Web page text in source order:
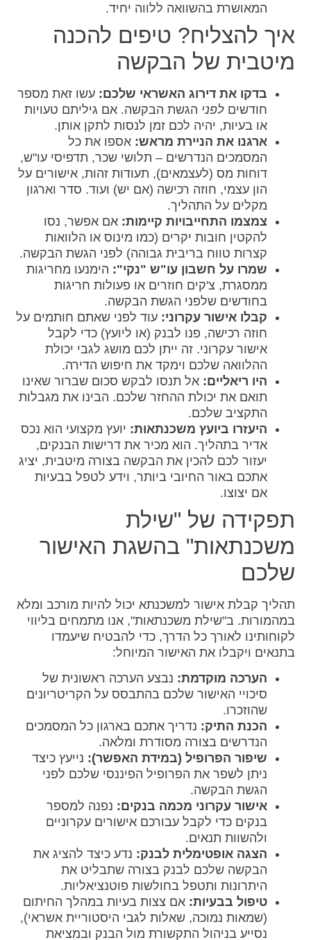
המאושרת בהשוואה ללווה יחיד.
איך להצליח? טיפים להכנה
מיטבית של הבקשה
בדקו את דירוג האשראי שלכם: עשו זאת מספר
חודשים לפני הגשת הבקשה. אם גיליתם טעויות
או בעיות, יהיה לכם זמן לנסות לתקן אותן.
ארגנו את הניירת מראש: אספו את כל
המסמכים הנדרשים – תלושי שכר, תדפיסי עו"ש,
דוחות מס (לעצמאים), תעודות זהות, אישורים על
הון עצמי, חוזה רכישה (אם יש) ועוד. סדר וארגון
מקלים על התהליך.
צמצמו התחייבויות קיימות: אם אפשר, נסו
להקטין חובות יקרים (כמו מינוס או הלוואות
קצרות טווח בריבית גבוהה) לפני הגשת הבקשה.
שמרו על חשבון עו"ש "נקי": הימנעו מחריגות
ממסגרת, צ'קים חוזרים או פעולות חריגות
בחודשים שלפני הגשת הבקשה.
קבלו אישור עקרוני: עוד לפני שאתם חותמים על
חוזה רכישה, פנו לבנק (או ליועץ) כדי לקבל
אישור עקרוני. זה ייתן לכם מושג לגבי יכולת
ההלוואה שלכם וימקד את חיפוש הדירה.
היו ריאליים: אל תנסו לבקש סכום שברור שאינו
תואם את יכולת ההחזר שלכם. הבינו את מגבלות
התקציב שלכם.
היעזרו ביועץ משכנתאות: יועץ מקצועי הוא נכס
אדיר בתהליך. הוא מכיר את דרישות הבנקים,
יעזור לכם להכין את הבקשה בצורה מיטבית, יציג
אתכם באור החיובי ביותר, וידע לטפל בבעיות
אם יצוצו.
תפקידה של "שילת
משכנתאות" בהשגת האישור
שלכם
תהליך קבלת אישור למשכנתא יכול להיות מורכב ומלא
במהמורות. ב"שילת משכנתאות", אנו מתמחים בליווי
לקוחותינו לאורך כל הדרך, כדי להבטיח שיעמדו
בתנאים ויקבלו את האישור המיוחל:
הערכה מוקדמת: נבצע הערכה ראשונית של
סיכויי האישור שלכם בהתבסס על הקריטריונים
שהוזכרו.
הכנת התיק: נדריך אתכם בארגון כל המסמכים
הנדרשים בצורה מסודרת ומלאה.
שיפור הפרופיל (במידת האפשר): נייעץ כיצד
ניתן לשפר את הפרופיל הפיננסי שלכם לפני
הגשת הבקשה.
אישור עקרוני מכמה בנקים: נפנה למספר
בנקים כדי לקבל עבורכם אישורים עקרוניים
ולהשוות תנאים.
הצגה אופטימלית לבנק: נדע כיצד להציג את
הבקשה שלכם לבנק בצורה שתבליט את
היתרונות ותטפל בחולשות פוטנציאליות.
טיפול בבעיות: אם צצות בעיות במהלך החיתום
(שמאות נמוכה, שאלות לגבי היסטוריית אשראי),
נסייע בניהול התקשורת מול הבנק ובמציאת